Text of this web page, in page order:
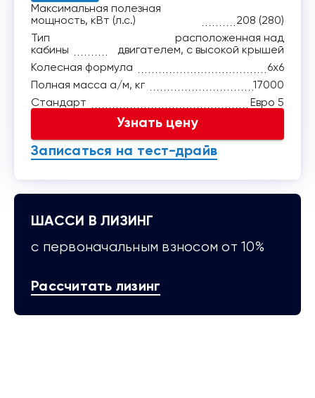
Максимальная полезная
мощность, кВт (л.с.)
208 (280)
Тип
кабины
расположенная над
двигателем, с высокой крышей
Колесная формула
6x6
Полная масса а/м, кг
17000
Стандарт
Евро 5
Узнать цену
Записаться на тест-драйв
ШАССИ В ЛИЗИНГ
с первоначальным взносом от 10%
Рассчитать лизинг